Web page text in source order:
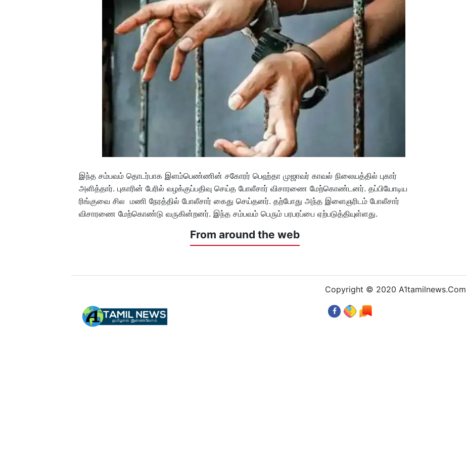
இந்த சம்பவம் தொடர்பாக இளம்பெண்ணின் சகோரர் பெஹ்தா முஜாவர் காவல் நிலையத்தில் புகார்
அளித்தார். புகாரின் பேரில் வழக்குப்பதிவு செய்த போலீசார் விசாரணை மேற்கொண்டனர். தப்பியோடிய
ரிங்குவை சில மணி நேரத்தில் போலீசார் கைது செய்தனர். தற்போது அந்த இளைஞரிடம் போலீசார்
விசாரணை மேற்கொண்டு வருகின்றனர். இந்த சம்பவம் பெரும் பரபரப்பை ஏற்படுத்தியுள்ளது.
From around the web
Copyright © 2020 A1tamilnews.Com